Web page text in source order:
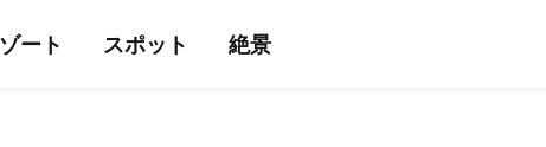
ート スポット 絶景